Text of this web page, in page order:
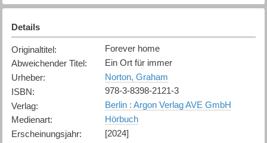
Details
Originaltitel:
Forever home
Abweichender Titel:
Ein Ort für immer
Urheber:
Norton, Graham
ISBN:
978-3-8398-2121-3
Verlag:
Berlin : Argon Verlag AVE GmbH
Medienart:
Hörbuch
Erscheinungsjahr:
[2024]